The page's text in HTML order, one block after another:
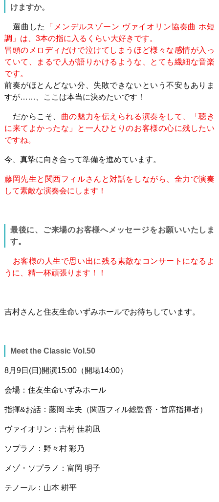
けますか。
選曲した
「メンデルスゾーン ヴァイオリン協奏曲 ホ短
調」は、3本の指に入るくらい大好きです。
冒頭のメロディだけで泣けてしまうほど様々な感情が入っ
ていて、まるで人が語りかけるような、とても繊細な音楽
です。
前奏がほとんどない分、失敗できないという不安もありま
すが…… 、ここは本当に決めたいです！
だからこそ、 曲の魅力を伝えられる演奏をして、「聴き
に来てよかったな」と一人ひとりのお客様の心に残したい
ですね。
今、真摯に向き合って準備を進めています。
藤岡先生と関西フィルさんと対話をしながら、全力で演奏
して素敵な演奏会にします！
最後に、ご来場のお客様へメッセージをお願いいたしま
す。
お客様の人生で思い出に残る素敵なコンサートになるよ
うに、精一杯頑張ります！！
吉村さんと住友生命いずみホールでお待ちしています。
Meet the Classic Vol.50
8月 9日 (日 )開演15:00（開場14:00）
会場：住友生命いずみホール
指揮&お話：藤岡 幸夫（関西フィル総監督・首席指揮者）
ヴァイオリン：吉村 佳莉凪
ソプラノ：野々村 彩乃
メゾ・ソプラノ：富岡 明子
テノール：山本 耕平